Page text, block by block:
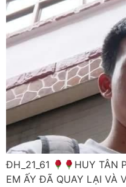
ĐH_21_61
HUY TÂN
EM ẤY ĐÃ QUAY LẠI VÀ